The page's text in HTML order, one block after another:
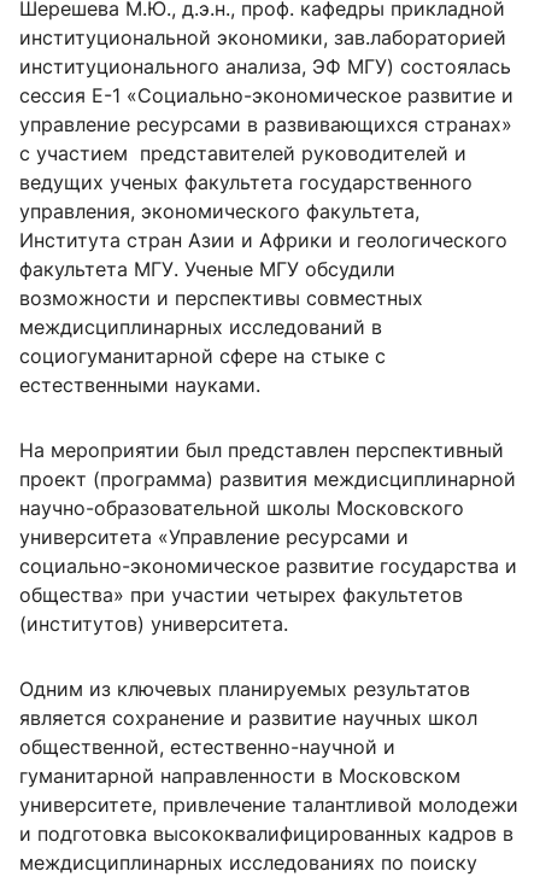
Шерешева М.Ю., д.э.н., проф. кафедры прикладной
институциональной экономики, зав.лабораторией
институционального анализа, ЭФ МГУ) состоялась
сессия Е-1 «Социально-экономическое развитие и
управление ресурсами в развивающихся странах»
с участием представителей руководителей и
ведущих ученых факультета государственного
управления, экономического факультета,
Института стран Азии и Африки и геологического
факультета МГУ. Ученые МГУ обсудили
возможности и перспективы совместных
междисциплинарных исследований в
социогуманитарной сфере на стыке с
естественными науками.
На мероприятии был представлен перспективный
проект (программа) развития междисциплинарной
научно-образовательной школы Московского
университета «Управление ресурсами и
социально-экономическое развитие государства и
общества» при участии четырех факультетов
(институтов) университета.
Одним из ключевых планируемых результатов
является сохранение и развитие научных школ
общественной, естественно-научной и
гуманитарной направленности в Московском
университете, привлечение талантливой молодежи
и подготовка высококвалифицированных кадров в
междисциплинарных исследованиях по поиску